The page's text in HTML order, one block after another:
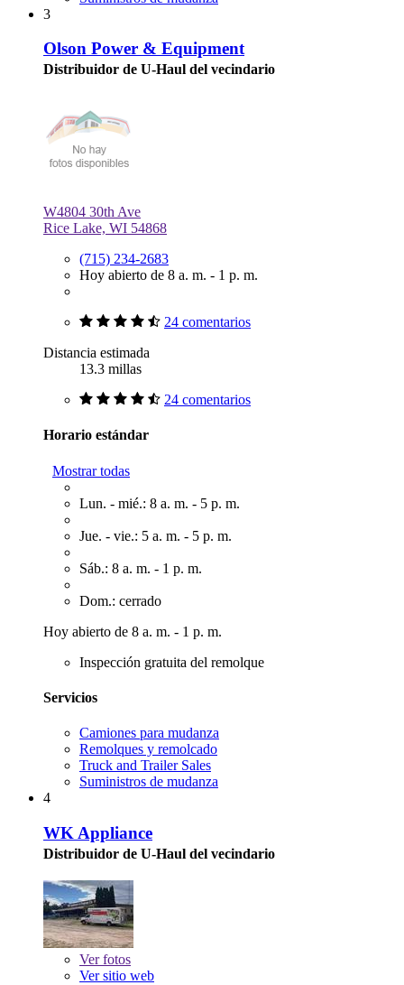
3
Olson Power & Equipment
Distribuidor de U-Haul del vecindario
W4804 30th Ave
Rice Lake, WI 54868
(715) 234-2683
Hoy abierto de 8 a. m. - 1 p. m.
24 comentarios
Distancia estimada
13.3 millas
24 comentarios
Horario estándar
Mostrar todas
Lun. - mié.: 8 a. m. - 5 p. m.
Jue. - vie.: 5 a. m. - 5 p. m.
Sáb.: 8 a. m. - 1 p. m.
Dom.: cerrado
Hoy abierto de 8 a. m. - 1 p. m.
Inspección gratuita del remolque
Servicios
Camiones para mudanza
Remolques y remolcado
Truck and Trailer Sales
Suministros de mudanza
4
WK Appliance
Distribuidor de U-Haul del vecindario
Verfotos
Ver sitio web